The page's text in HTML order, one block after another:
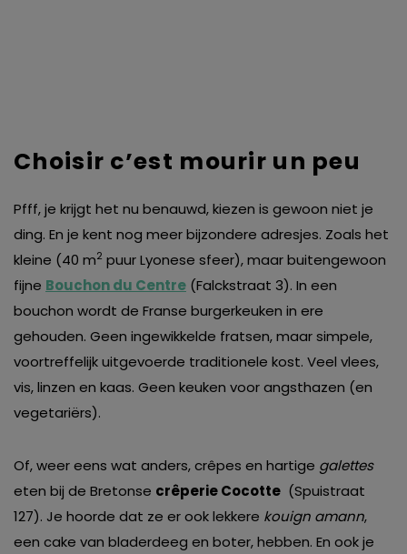
Choisir c’est mourir un peu
Pfff, je krijgt het nu benauwd, kiezen is gewoon niet je
ding. En je kent nog meer bijzondere adresjes. Zoals het
kleine (40 m2 puur Lyonese sfeer), maar buitengewoon
fijne Bouchon du Centre (Falckstraat 3). In een
bouchon wordt de Franse burgerkeuken in ere
gehouden. Geen ingewikkelde fratsen, maar simpele,
voortreffelijk uitgevoerde traditionele kost. Veel vlees,
vis, linzen en kaas. Geen keuken voor angsthazen (en
vegetariërs).
Of, weer eens wat anders, crêpes en hartige galettes
eten bij de Bretonse crêperie Cocotte (Spuistraat
127). Je hoorde dat ze er ook lekkere kouign amann,
een cake van bladerdeeg en boter, hebben. En ook je